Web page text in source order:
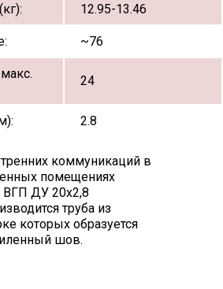
12.95-13.46
~76
24
2.8
коммуникаций в
помещениях
ВГП ДУ 20х2,8
труба из
которых образуется
шов.